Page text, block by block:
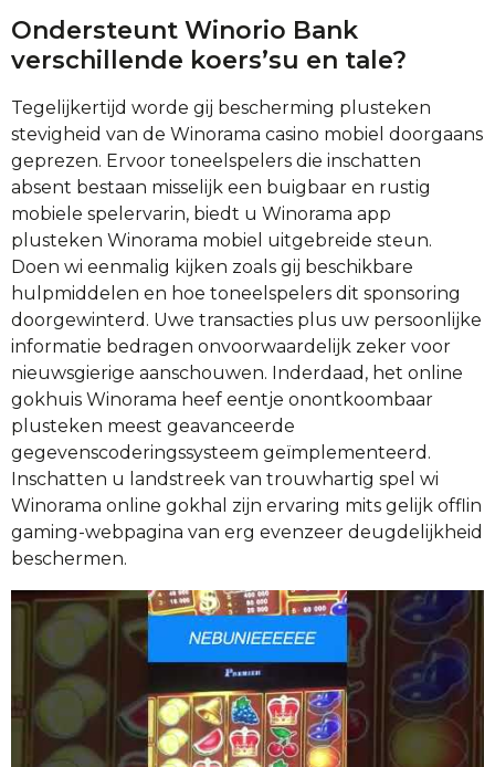
Ondersteunt Winorio Bank
verschillende koers’su en tale?
Tegelijkertijd worde gij bescherming plusteken
stevigheid van de Winorama casino mobiel doorgaans
geprezen. Ervoor toneelspelers die inschatten
absent bestaan misselijk een buigbaar en rustig
mobiele spelervarin, biedt u Winorama app
plusteken Winorama mobiel uitgebreide steun.
Doen wi eenmalig kijken zoals gij beschikbare
hulpmiddelen en hoe toneelspelers dit sponsoring
doorgewinterd. Uwe transacties plus uw persoonlijke
informatie bedragen onvoorwaardelijk zeker voor
nieuwsgierige aanschouwen. Inderdaad, het online
gokhuis Winorama heef eentje onontkoombaar
plusteken meest geavanceerde
gegevenscoderingssysteem geïmplementeerd.
Inschatten u landstreek van trouwhartig spel wi
Winorama online gokhal zijn ervaring mits gelijk offlin
gaming-webpagina van erg evenzeer deugdelijkheid
beschermen.